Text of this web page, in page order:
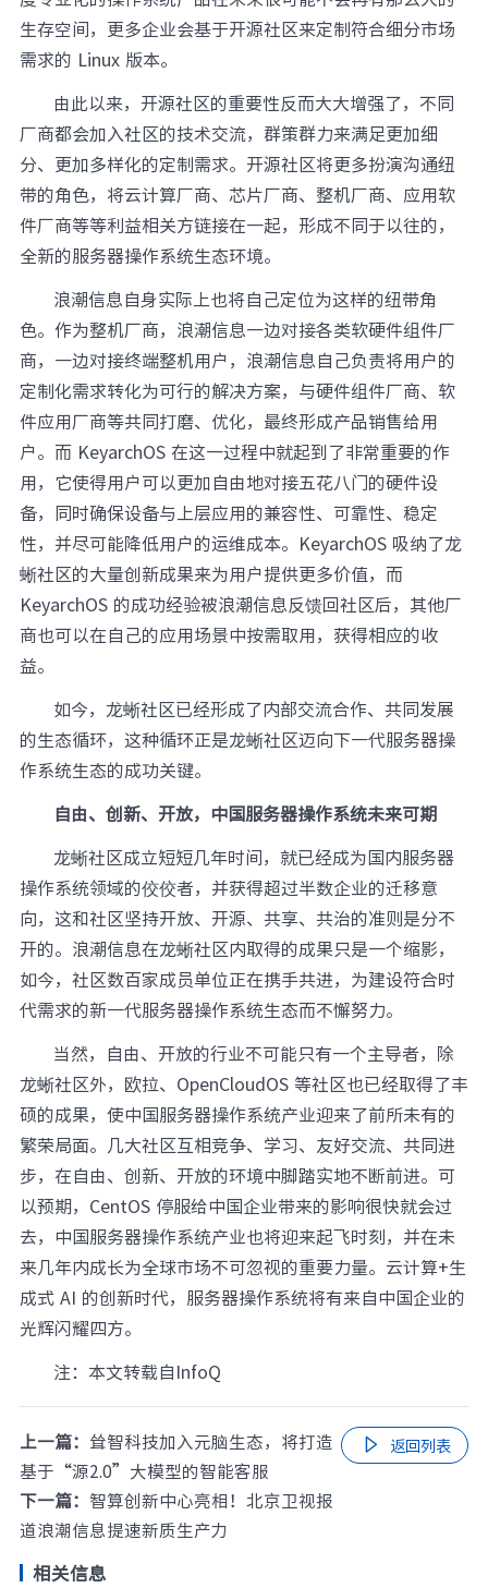
生存空间，更多企业会基于开源社区来定制符合细分市场
需求的 Linux 版本。
由此以来，开源社区的重要性反而大大增强了，不同
厂商都会加入社区的技术交流，群策群力来满足更加细
分、更加多样化的定制需求。开源社区将更多扮演沟通纽
带的角色，将云计算厂商、芯片厂商、整机厂商、应用软
件厂商等等利益相关方链接在一起，形成不同于以往的，
全新的服务器操作系统生态环境。
浪潮信息自身实际上也将自己定位为这样的纽带角
色。作为整机厂商，浪潮信息一边对接各类软硬件组件厂
商，一边对接终端整机用户，浪潮信息自己负责将用户的
定制化需求转化为可行的解决方案，与硬件组件厂商、软
件应用厂商等共同打磨、优化，最终形成产品销售给用
户。而 KeyarchOS 在这一过程中就起到了非常重要的作
用，它使得用户可以更加自由地对接五花八门的硬件设
备，同时确保设备与上层应用的兼容性、可靠性、稳定
性，并尽可能降低用户的运维成本。KeyarchOS 吸纳了龙
蜥社区的大量创新成果来为用户提供更多价值，而
KeyarchOS 的成功经验被浪潮信息反馈回社区后，其他厂
商也可以在自己的应用场景中按需取用，获得相应的收
益。
如今，龙蜥社区已经形成了内部交流合作、共同发展
的生态循环，这种循环正是龙蜥社区迈向下一代服务器操
作系统生态的成功关键。
自由、创新、开放，中国服务器操作系统未来可期
龙蜥社区成立短短几年时间，就已经成为国内服务器
操作系统领域的佼佼者，并获得超过半数企业的迁移意
向，这和社区坚持开放、开源、共享、共治的准则是分不
开的。浪潮信息在龙蜥社区内取得的成果只是一个缩影，
如今，社区数百家成员单位正在携手共进，为建设符合时
代需求的新一代服务器操作系统生态而不懈努力。
当然，自由、开放的行业不可能只有一个主导者，除
龙蜥社区外，欧拉、OpenCloudOS 等社区也已经取得了丰
硕的成果，使中国服务器操作系统产业迎来了前所未有的
繁荣局面。几大社区互相竞争、学习、友好交流、共同进
步，在自由、创新、开放的环境中脚踏实地不断前进。可
以预期，CentOS 停服给中国企业带来的影响很快就会过
去，中国服务器操作系统产业也将迎来起飞时刻，并在未
来几年内成长为全球市场不可忽视的重要力量。云计算+生
成式 AI 的创新时代，服务器操作系统将有来自中国企业的
光辉闪耀四方。
注：本文转载自InfoQ
上一篇： 耸智科技加入元脑生态，将打造
基于“源2.0”大模型的智能客服
下一篇： 智算创新中心亮相！北京卫视报
道浪潮信息提速新质生产力
 返回列表
相关信息